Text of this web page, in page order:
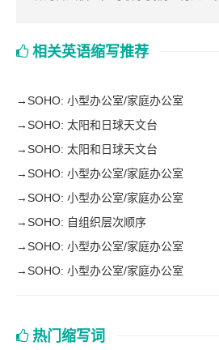
相关英语缩写推荐
→SOHO: 小型办公室/家庭办公室
→SOHO: 太阳和日球天文台
→SOHO: 太阳和日球天文台
→SOHO: 小型办公室/家庭办公室
→SOHO: 小型办公室/家庭办公室
→SOHO: 自组织层次顺序
→SOHO: 小型办公室/家庭办公室
→SOHO: 小型办公室/家庭办公室
热门缩写词